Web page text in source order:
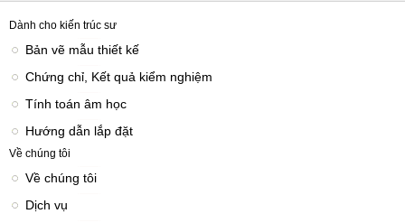
Dành cho kiến trúc sư
Bản vẽ mẫu thiết kế
Chứng chỉ, Kết quả kiểm nghiệm
Tính toán âm học
Hướng dẫn lắp đặt
Về chúng tôi
Về chúng tôi
Dịch vụ